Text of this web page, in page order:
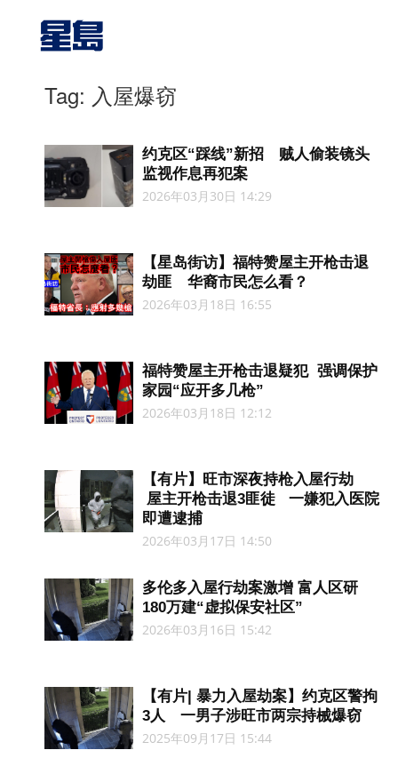
Tag: 入屋爆窃
约克区“踩线”新招 贼人偷装镜头
监视作息再犯案
2026年03月30日 14:29
【星岛街访】福特赞屋主开枪击退
劫匪 华裔市民怎么看？
2026年03月18日 16:55
福特赞屋主开枪击退疑犯 强调保护
家园“应开多几枪”
2026年03月18日 12:12
【有片】旺市深夜持枪入屋行劫
屋主开枪击退3匪徒 一嫌犯入医院
即遭逮捕
2026年03月17日 14:50
多伦多入屋行劫案激增 富人区研
180万建“虚拟保安社区”
2026年03月16日 15:42
【有片| 暴力入屋劫案】约克区警拘
3人 一男子涉旺市两宗持械爆窃
2025年09月17日 15:44